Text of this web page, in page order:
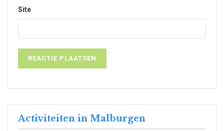
Site
Activiteiten in Malburgen